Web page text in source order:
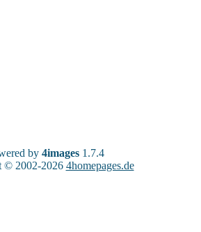
by 4images 1.7.4
© 2002-2026 4homepages.de